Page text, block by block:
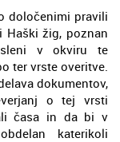
določenimi pravili
žig, poznan
v okviru te
ter vrste overitve.
dokumentov,
o tej vrsti
časa in da bi v
katerikoli